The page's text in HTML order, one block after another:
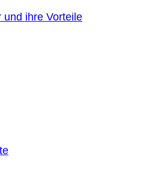
und ihre Vorteile